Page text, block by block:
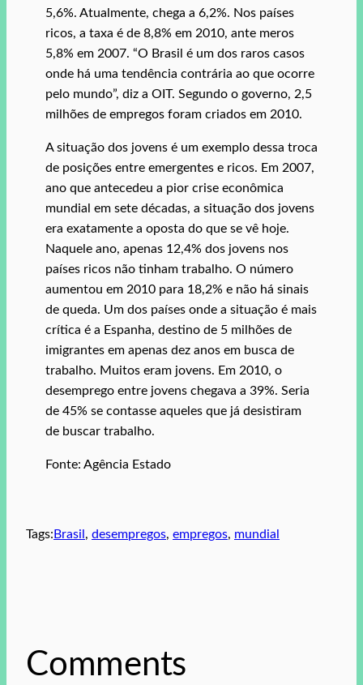
5,6%. Atualmente, chega a 6,2%. Nos países
ricos, a taxa é de 8,8% em 2010, ante meros
5,8% em 2007. “O Brasil é um dos raros casos
onde há uma tendência contrária ao que ocorre
pelo mundo”, diz a OIT. Segundo o governo, 2,5
milhões de empregos foram criados em 2010.
A situação dos jovens é um exemplo dessa troca
de posições entre emergentes e ricos. Em 2007,
ano que antecedeu a pior crise econômica
mundial em sete décadas, a situação dos jovens
era exatamente a oposta do que se vê hoje.
Naquele ano, apenas 12,4% dos jovens nos
países ricos não tinham trabalho. O número
aumentou em 2010 para 18,2% e não há sinais
de queda. Um dos países onde a situação é mais
crítica é a Espanha, destino de 5 milhões de
imigrantes em apenas dez anos em busca de
trabalho. Muitos eram jovens. Em 2010, o
desemprego entre jovens chegava a 39%. Seria
de 45% se contasse aqueles que já desistiram
de buscar trabalho.
Fonte: Agência Estado
Tags: Brasil , desempregos, empregos, mundial
Comments